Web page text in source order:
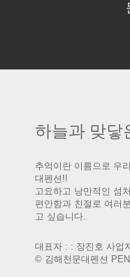
하늘과 맞닿
추억이란 이름으로 우
대펜션!!
고요하고 낭만적인 섬
편안함과 친절로 여러
고 싶습니다.
대표자 : : 장진호 사업
© 김해천문대펜션